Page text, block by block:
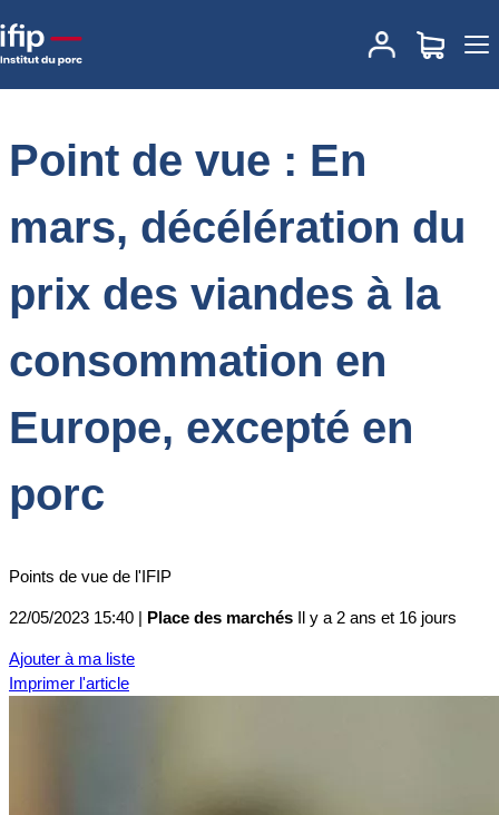
Accueil Actualités des marchés
Point de vue :
En mars, décélération du prix des viandes à la consommation en
Point de vue : En
mars, décélération du
prix des viandes à la
consommation en
Europe, excepté en
porc
Points de vue de l'IFIP
22/05/2023 15:40 | Place des marchés Il y a 2 ans et 16 jours
Ajouter à ma liste
Imprimer l'article